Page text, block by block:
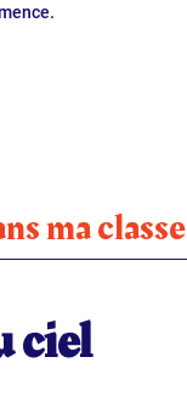
ma classe
ciel